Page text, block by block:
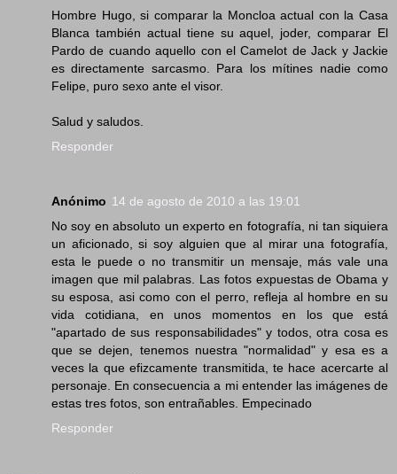
Hombre Hugo, si comparar la Moncloa actual con la Casa
Blanca también actual tiene su aquel, joder, comparar El
Pardo de cuando aquello con el Camelot de Jack y Jackie
es directamente sarcasmo. Para los mítines nadie como
Felipe, puro sexo ante el visor.
Salud y saludos.
Responder
Anónimo 14 de agosto de 2010 a las 19:01
No soy en absoluto un experto en fotografía, ni tan siquiera
un aficionado, si soy alguien que al mirar una fotografía,
esta le puede o no transmitir un mensaje, más vale una
imagen que mil palabras. Las fotos expuestas de Obama y
su esposa, asi como con el perro, refleja al hombre en su
vida cotidiana, en unos momentos en los que está
"apartado de sus responsabilidades" y todos, otra cosa es
que se dejen, tenemos nuestra "normalidad" y esa es a
veces la que efizcamente transmitida, te hace acercarte al
personaje. En consecuencia a mi entender las imágenes de
estas tres fotos, son entrañables. Empecinado
Responder